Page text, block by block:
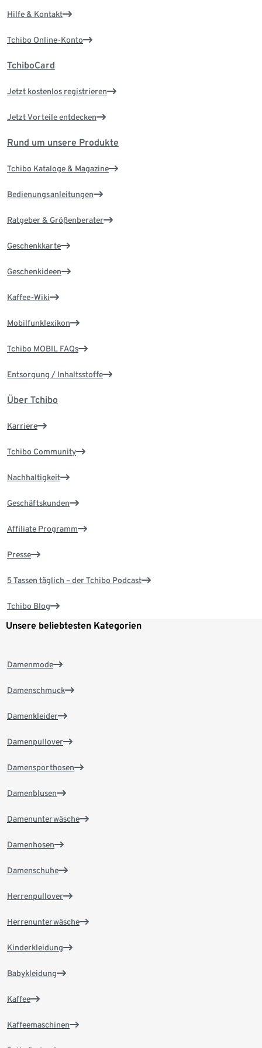
Hilfe & Kontakt
Tchibo Online-Konto
TchiboCard
Jetzt kostenlos registrieren
Jetzt Vorteile entdecken
Rund um unsere Produkte
Tchibo Kataloge & Magazine
Bedienungsanleitungen
Ratgeber & Größenberater
Geschenkkarte
Geschenkideen
Kaffee-Wiki
Mobilfunklexikon
Tchibo MOBIL FAQs
Entsorgung / Inhaltsstoffe
Über Tchibo
Karriere
Tchibo Community
Nachhaltigkeit
Geschäftskunden
Affiliate Programm
Presse
5 Tassen täglich – der Tchibo Podcast
Tchibo Blog
Unsere beliebtesten Kategorien
Damenmode
Damenschmuck
Damenkleider
Damenpullover
Damensporthosen
Damenblusen
Damenunterwäsche
Damenhosen
Damenschuhe
Herrenpullover
Herrenunterwäsche
Kinderkleidung
Babykleidung
Kaffee
Kaffeemaschinen